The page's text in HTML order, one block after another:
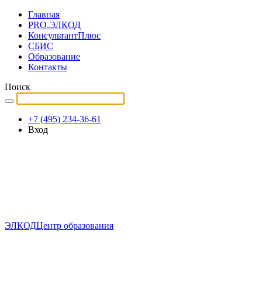
Главная
PRO.ЭЛКОД
КонсультантПлюс
СБИС
Образование
Контакты
Поиск
+7 (495) 234-36-61
Вход
ЭЛКОДЦентр образования